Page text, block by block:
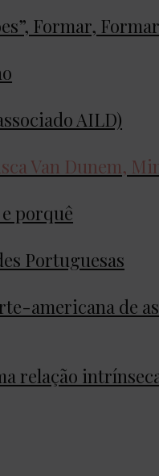
Formar,
AILD)
Van Dunem,
porquê
Portuguesas
americana de
relação